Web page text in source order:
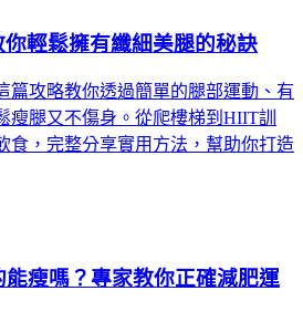
輕鬆擁有纖細美腿的秘訣
篇攻略教你透過簡單的腿部運動、有
瘦腿又不傷身。從爬樓梯到HIIT訓
食，完整分享實用方法，幫助你打造
瘦嗎？專家教你正確減肥運